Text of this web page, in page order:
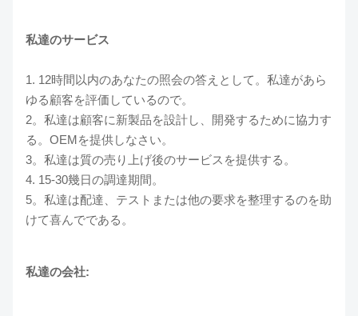
私達のサービス
1. 12時間以内のあなたの照会の答えとして。私達があら
ゆる顧客を評価しているので。
2。私達は顧客に新製品を設計し、開発するために協力す
る。OEMを提供しなさい。
3。私達は質の売り上げ後のサービスを提供する。
4. 15-30幾日の調達期間。
5。私達は配達、テストまたは他の要求を整理するのを助
けて喜んでである。
私達の会社: